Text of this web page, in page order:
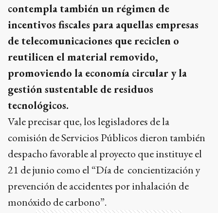
contempla también un régimen de
incentivos fiscales para aquellas empresas
de telecomunicaciones que reciclen o
reutilicen el material removido,
promoviendo la economía circular y la
gestión sustentable de residuos
tecnológicos.
Vale precisar que, los legisladores de la
comisión de Servicios Públicos dieron también
despacho favorable al proyecto que instituye el
21 de junio como el “Día de concientización y
prevención de accidentes por inhalación de
monóxido de carbono”.